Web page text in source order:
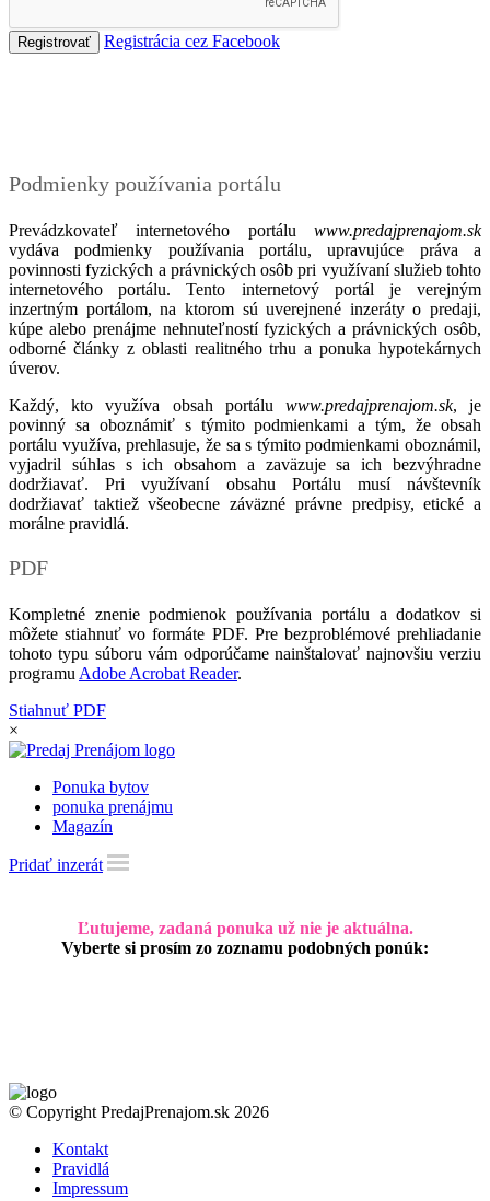
Registrácia cez Facebook
Podmienky používania portálu
Prevádzkovateľ internetového portálu www.predajprenajom.sk
vydáva podmienky používania portálu, upravujúce práva a
povinnosti fyzických a právnických osôb pri využívaní služieb tohto
internetového portálu. Tento internetový portál je verejným
inzertným portálom, na ktorom sú uverejnené inzeráty o predaji,
kúpe alebo prenájme nehnuteľností fyzických a právnických osôb,
odborné články z oblasti realitného trhu a ponuka hypotekárnych
úverov.
Každý, kto využíva obsah portálu www.predajprenajom.sk, je
povinný sa oboznámiť s týmito podmienkami a tým, že obsah
portálu využíva, prehlasuje, že sa s týmito podmienkami oboznámil,
vyjadril súhlas s ich obsahom a zaväzuje sa ich bezvýhradne
dodržiavať. Pri využívaní obsahu Portálu musí návštevník
dodržiavať taktiež všeobecne záväzné právne predpisy, etické a
morálne pravidlá.
PDF
Kompletné znenie podmienok používania portálu a dodatkov si
môžete stiahnuť vo formáte PDF. Pre bezproblémové prehliadanie
tohoto typu súboru vám odporúčame nainštalovať najnovšiu verziu
programu Adobe Acrobat Reader.
Stiahnuť PDF
×
Ponuka bytov
ponuka prenájmu
Magazín
Pridať inzerát
Ľutujeme, zadaná ponuka už nie je aktuálna.
Vyberte si prosím zo zoznamu podobných ponúk:
© Copyright PredajPrenajom.sk 2026
Kontakt
Pravidlá
Impressum